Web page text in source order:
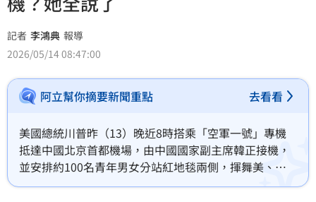
記者 李鴻典 報導
2026/05/14 08:47:00
阿立幫你摘要新聞重點 去看看
美國總統川普昨（13）晚近8時搭乘「空軍一號」專機
抵達中國北京首都機場，由中國國家副主席韓正接機，
並安排約100名青年男女分站紅地毯兩側，揮舞美、中
兩國國旗迎接川普。政治評論員吳靜怡撰文指出，川普